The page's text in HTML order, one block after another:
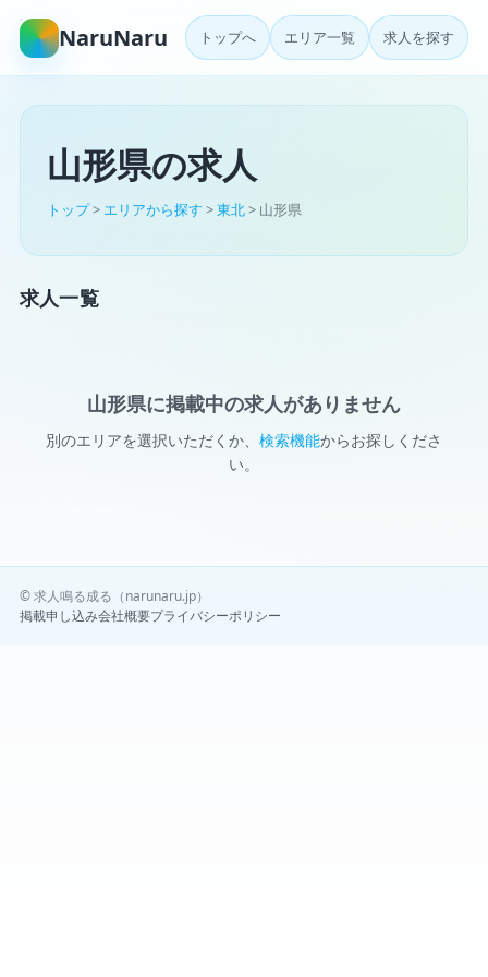
NaruNaru トップへ エリア一覧 求人を探す
山形県の求人
トップ> エリアから探す >東北> 山形県
求人一覧
山形県に掲載中の求人がありません
別のエリアを選択いただくか、 検索機能からお探しくださ
い。
© 求人鳴る成る（narunaru.jp）
掲載申し込み会社概要プライバシーポリシー